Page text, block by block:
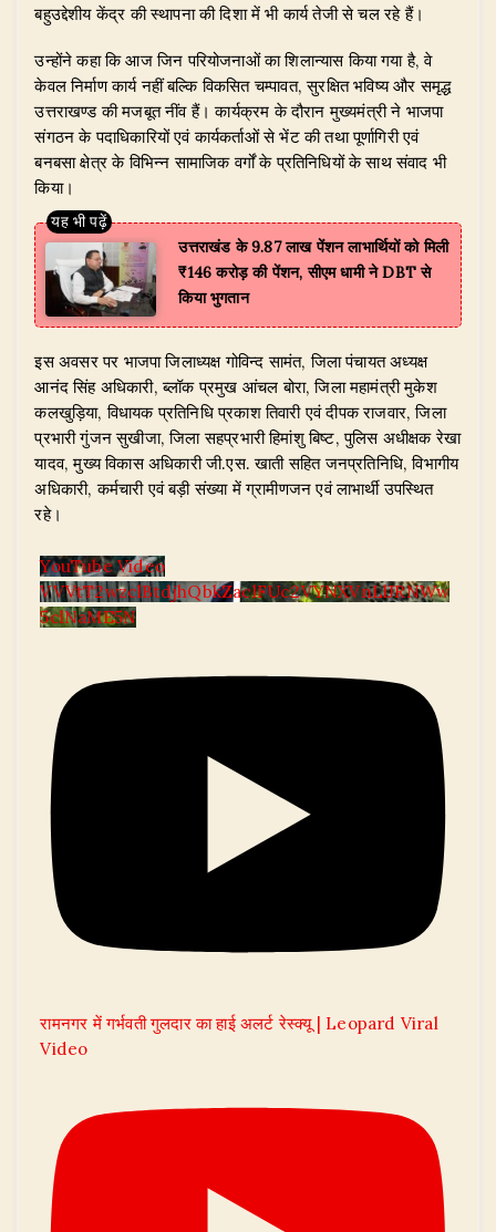
बहुउद्देशीय केंद्र की स्थापना की दिशा में भी कार्य तेजी से चल रहे हैं।
​उन्होंने कहा कि आज जिन परियोजनाओं का शिलान्यास किया गया है, वे
केवल निर्माण कार्य नहीं बल्कि विकसित चम्पावत, सुरक्षित भविष्य और समृद्ध
उत्तराखण्ड की मजबूत नींव हैं। कार्यक्रम के दौरान मुख्यमंत्री ने भाजपा
संगठन के पदाधिकारियों एवं कार्यकर्ताओं से भेंट की तथा पूर्णागिरी एवं
बनबसा क्षेत्र के विभिन्न सामाजिक वर्गों के प्रतिनिधियों के साथ संवाद भी
किया।
उत्तराखंड के 9.87 लाख पेंशन लाभार्थियों को मिली
₹146 करोड़ की पेंशन, सीएम धामी ने DBT से
किया भुगतान
​इस अवसर पर भाजपा जिलाध्यक्ष गोविन्द सामंत, जिला पंचायत अध्यक्ष
आनंद सिंह अधिकारी, ब्लॉक प्रमुख आंचल बोरा, जिला महामंत्री मुकेश
कलखुड़िया, विधायक प्रतिनिधि प्रकाश तिवारी एवं दीपक राजवार, जिला
प्रभारी गुंजन सुखीजा, जिला सहप्रभारी हिमांशु बिष्ट, पुलिस अधीक्षक रेखा
यादव, मुख्य विकास अधिकारी जी.एस. खाती सहित जनप्रतिनिधि, विभागीय
अधिकारी, कर्मचारी एवं बड़ी संख्या में ग्रामीणजन एवं लाभार्थी उपस्थित
रहे।
YouTube Video
VVVtT2wzclBtdjhQbkZaclFUc2VYNXVnLlJRNWw
5clNaME5N
रामनगर में गर्भवती गुलदार का हाई अलर्ट रेस्क्यू | Leopard Viral
Video